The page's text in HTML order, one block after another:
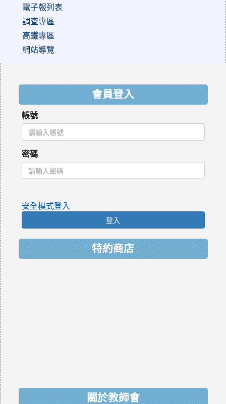
電子報列表
調查專區
高鐵專區
網站導覽
會員登入
帳號
密碼
安全模式登入
登入
特約商店
關於教師會